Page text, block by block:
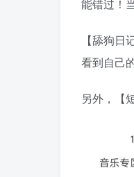
能错过！
【舔狗
看到自己
另外，【